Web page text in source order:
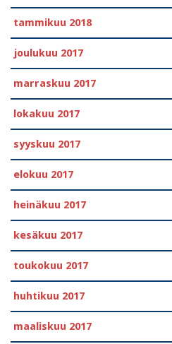
tammikuu 2018
joulukuu 2017
marraskuu 2017
lokakuu 2017
syyskuu 2017
elokuu 2017
heinäkuu 2017
kesäkuu 2017
toukokuu 2017
huhtikuu 2017
maaliskuu 2017